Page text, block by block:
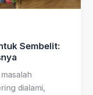
Sembelit:
dialami,